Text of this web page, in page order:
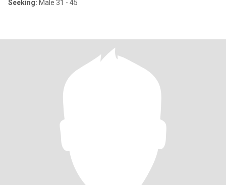
Seeking: Male 31 - 45